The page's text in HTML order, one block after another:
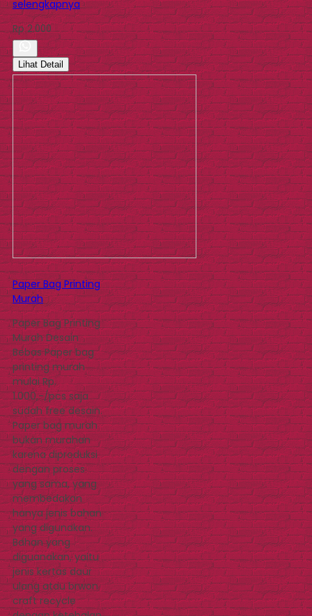
selengkapnya
Rp 2.000
Lihat Detail
Paper Bag Printing
Murah
Paper Bag Printing
Murah Desain
Bebas Paper bag
printing murah
mulai Rp.
1.000,-/pcs saja
sudah free desain.
Paper bag murah
bukan murahan
karena diproduksi
dengan proses
yang sama, yang
membedakan
hanya jenis bahan
yang digunakan.
Bahan yang
diguanakan, yaitu
jenis kertas daur
ulang atau brwon
craft recycle